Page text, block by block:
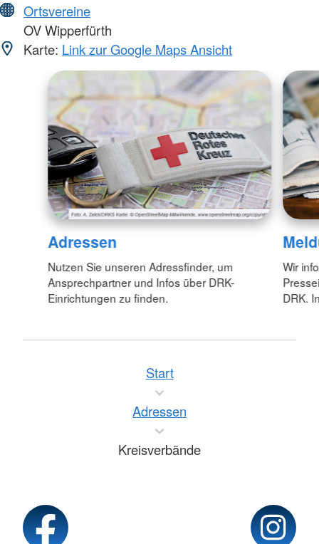
Ortsvereine
OV Wipperfürth
Karte: Link zur Google Maps Ansicht
Adressen
Nutzen Sie unseren Adressfinder, um
Ansprechpartner und Infos über DRK-
Einrichtungen zu finden.
Wir
DRK.
Start
Adressen
Kreisverbände